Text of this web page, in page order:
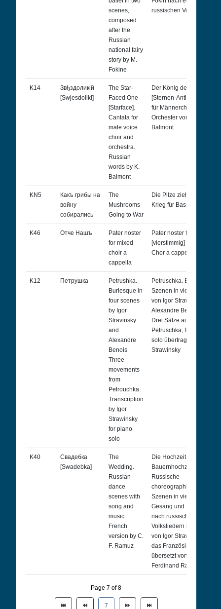
scenes,
composed
after the
Russian
national fairy
story by M.
Fokine
russischen Volksmärchen
K14
Звђздоликій
[Swjesdoliki]
The Star-
Faced One
[Starface].
Cantata for
male voice
choir and
orchestra.
Russian
words by K.
Balmont
Der König der Sterne
[Sternen-Antlitz]. Kantate
für Männerchor und
Orchester von Konstantin
Balmont
KN5
Какъ грибы на
войну
собирались
The
Mushrooms
Going to War
Die Pilze ziehen in den
Krieg für Bass und Klavier
K46 Отче Нашъ
Pater noster
for mixed
choir a
cappella
Pater noster für
[vierstimmig] gemischten
Chor a cappella
K12 Петрушка
Petrushka.
Burlesque in
four scenes
by Igor
Stravinsky
and
Alexandre
Benois
Three
movements
from
Petrouchka.
Transcription
by Igor
Strawinsky
for piano
solo
Petruschka. Burleske
Szenen in vier Bildern
von Igor Strawinsky und
Alexandre Benois
Drei Sätze aus
Petruschka, für Klavier
solo übertragen von Igor
Strawinsky
K40
Свадебка
[Swadebka]
The
Wedding.
Russian
dance
scenes with
song and
music.
French
version by C.
F. Ramuz
Die Hochzeit (Russische
Bauernhochzeit).
Russische
choreographische
Szenen in vier Bildern mit
Gesang und Begleitung,
nach russischen
Volksliedern bearbeitet
von Igor Strawinsky. In
das Französische
übersetzt von Charles-
Ferdinand Ramuz
Page 7 of 8
7